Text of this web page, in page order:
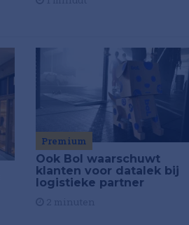
Premium
Ook Bol waarschuwt
klanten voor datalek bij
logistieke partner